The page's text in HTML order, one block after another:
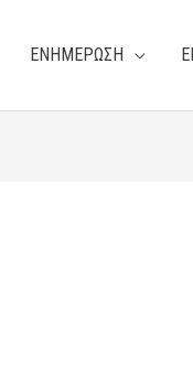
ΕΝΗΜΕΡΩΣΗ